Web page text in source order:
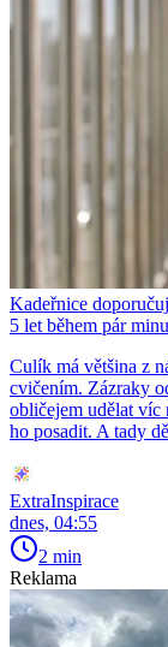
Kadeřnice
5 let během pár
Culík má většina z
cvičením. Zázraky
obličejem udělat víc
ho posadit. A tady
ExtraInspirace
dnes, 04:55
2 min
Reklama